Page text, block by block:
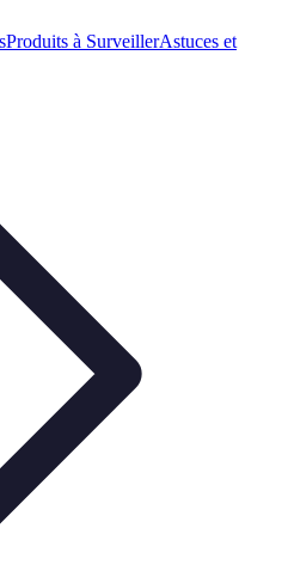
Produits à SurveillerAstuces et